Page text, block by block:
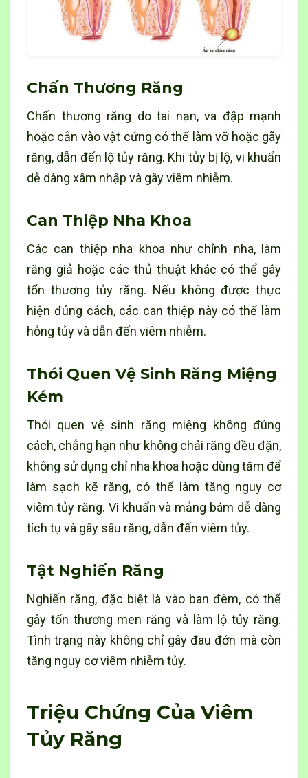
Chấn Thương Răng
Chấn thương răng do tai nạn, va đập mạnh
hoặc cắn vào vật cứng có thể làm vỡ hoặc gãy
răng, dẫn đến lộ tủy răng. Khi tủy bị lộ, vi khuẩn
dễ dàng xâm nhập và gây viêm nhiễm.
Can Thiệp Nha Khoa
Các can thiệp nha khoa như chỉnh nha, làm
răng giả hoặc các thủ thuật khác có thể gây
tổn thương tủy răng. Nếu không được thực
hiện đúng cách, các can thiệp này có thể làm
hỏng tủy và dẫn đến viêm nhiễm.
Thói Quen Vệ Sinh Răng Miệng
Kém
Thói quen vệ sinh răng miệng không đúng
cách, chẳng hạn như không chải răng đều đặn,
không sử dụng chỉ nha khoa hoặc dùng tăm để
làm sạch kẽ răng, có thể làm tăng nguy cơ
viêm tủy răng. Vi khuẩn và mảng bám dễ dàng
tích tụ và gây sâu răng, dẫn đến viêm tủy.
Tật Nghiến Răng
Nghiến răng, đặc biệt là vào ban đêm, có thể
gây tổn thương men răng và làm lộ tủy răng.
Tình trạng này không chỉ gây đau đớn mà còn
tăng nguy cơ viêm nhiễm tủy.
Triệu Chứng Của Viêm
Tủy Răng